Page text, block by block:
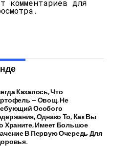
К
ago
комментариев для
Казалось, Что
— Овощ, Не
Особого
Однако То, Как Вы
Храните, Имеет Большое
В Первую Очередь Для